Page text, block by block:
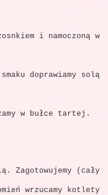
i namoczoną w
doprawiamy solą
w bułce tartej.
Zagotowujemy (cały
wrzucamy kotlety